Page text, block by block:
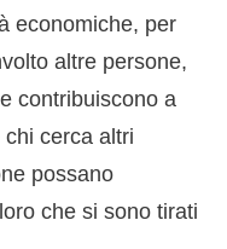
economiche, per
altre persone,
contribuiscono a
chi cerca altri
possano
che si sono tirati